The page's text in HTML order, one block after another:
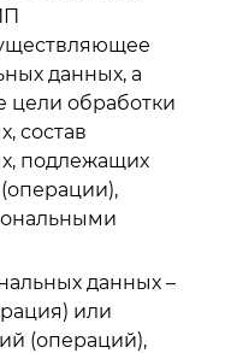
данных, а
цели обработки
состав
подлежащих
данных –
или
(операций),